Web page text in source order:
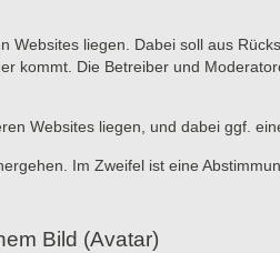
liegen. Dabei soll aus
kommt. Die Betreiber und
Websites liegen, und dabei ggf.
Im Zweifel ist eine
Bild (Avatar)